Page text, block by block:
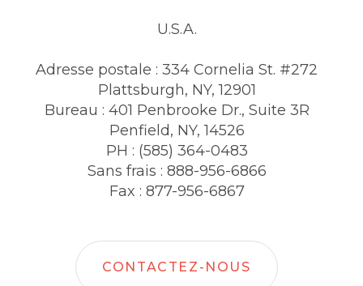
U.S.A.
Adresse postale : 334 Cornelia St. #272
Plattsburgh, NY, 12901
Bureau : 401 Penbrooke Dr., Suite 3R
Penfield, NY, 14526
PH : (585) 364-0483
Sans frais : 888-956-6866
Fax : 877-956-6867
CONTACTEZ-NOUS